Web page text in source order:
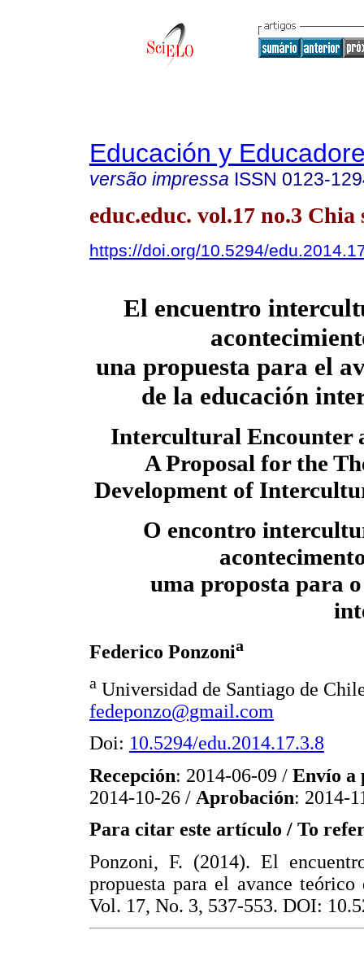
Educación y
versão impressa ISSN 0123-
educ.educ. vol.17 no.3 Chia
https://doi.org/10.5294/
El encuentro
una propuesta para el
de la educación
Intercultural Encounter
A Proposal for the
Development of
O encontro
uma proposta para
Federico Ponzonia
a Universidad de Santiago de
fedeponzo@gmail.com
Doi: 10.5294/edu.2014.17.3.8
Recepción: 2014-06-09 / Envío a
2014-10-26 / Aprobación: 2014-
Para citar este artículo / To
Ponzoni, F. (2014). El
propuesta para el avance
Vol. 17, No. 3, 537-553. DOI: